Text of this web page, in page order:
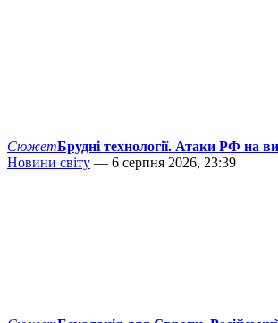
СюжетБрудні технології. Атаки РФ на
Новини світу — 6 серпня 2026, 23:39